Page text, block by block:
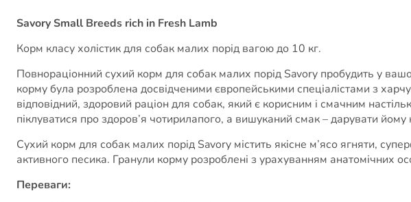
Savory Small Breeds rich in Fresh Lamb
Корм класу холістик для собак малих порід вагою до 10 кг.
Повнораціонний сухий корм для собак малих порід Savory пробудить у
корму була розроблена досвідченими європейськими спеціалістами з
відповідний, здоровий раціон для собак, який є корисним і смачним
піклуватися про здоров’я чотирилапого, а вишуканий смак – дарувати
Сухий корм для собак малих порід Savory містить якісне м’ясо ягняти,
активного песика. Гранули корму розроблені з урахуванням анатомічних
Переваги: